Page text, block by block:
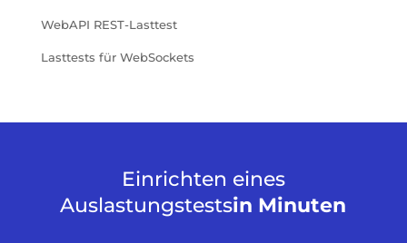
WebAPI REST-Lasttest
Lasttests für WebSockets
Einrichten eines
Auslastungstestsin Minuten